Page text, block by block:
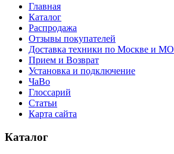
Главная
Каталог
Распродажа
Отзывы покупателей
Доставка техники по Москве и МО
Прием и Возврат
Установка и подключение
ЧаВо
Глоссарий
Статьи
Карта сайта
Каталог